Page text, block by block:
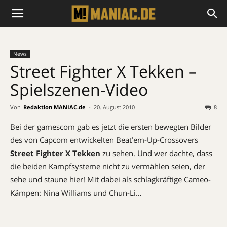
News
Street Fighter X Tekken –
Spielszenen-Video
Von Redaktion MANIAC.de - 20. August 2010 8
Bei der gamescom gab es jetzt die ersten bewegten Bilder
des von Capcom entwickelten Beat’em-Up-Crossovers
Street Fighter X Tekken zu sehen. Und wer dachte, dass
die beiden Kampfsysteme nicht zu vermählen seien, der
sehe und staune hier! Mit dabei als schlagkräftige Cameo-
Kämpen: Nina Williams und Chun-Li…